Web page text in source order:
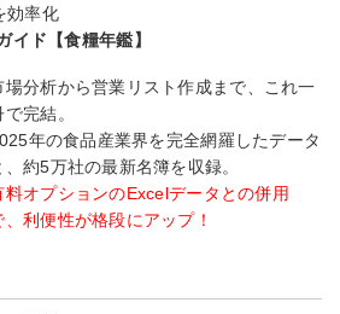
効率化
イド【食糧年鑑】
場分析から営業リスト作成まで、これ一
で完結。
年の食品産業界を完全網羅したデータ
、約5万社の最新名簿を収録。
料オプションのExcelデータとの併用
、利便性が格段にアップ！